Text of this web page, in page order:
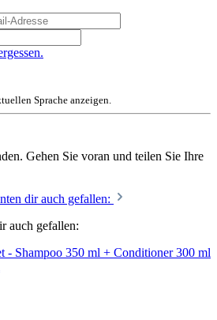
Sprache anzeigen.
Gehen Sie voran und teilen Sie Ihre
dir auch gefallen:
auch gefallen: